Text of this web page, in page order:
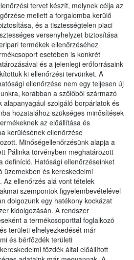
tervet készít, melynek célja az
mellett a forgalomba kerülő
és a tisztességtelen piaci
versenyhelyzet biztosítása
termékek ellenőrzéséhez
esetében is konkrét
és a jelenlegi erőforrásaink
ki ellenőrzési tervünket. A
ellenőrzése nem egy teljesen új
korábban a szőlőből származó
alapanyagául szolgáló borpárlatok és
hozatalához szükséges minősítések
az előállítása és
kerülésének ellenőrzése
Minőségellenőrzésünk alapja a
Pálinka törvényben meghatározott
definíció. Hatósági ellenőrzéseinket
üzemekben és kereskedelmi
Az ellenőrzés alá vont tételek
szempontok figyelembevételével
dolgozunk egy hatékony kockázat
kidolgozásán. A rendszer
a termékcsoporttal foglalkozó
területi elhelyezkedését már
és bérfőzdék területi
főzdék által előállított